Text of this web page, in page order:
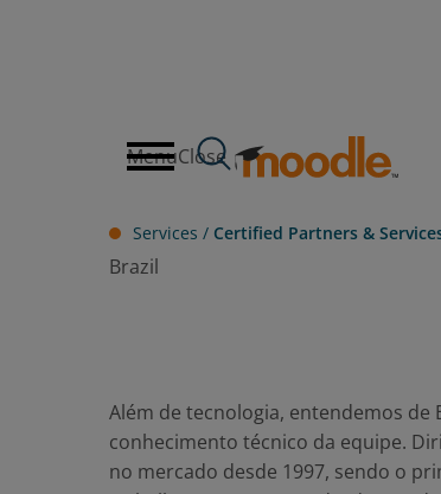
MenuClose
Services / Certified Partners &
Brazil
Além de tecnologia, entendemos de
conhecimento técnico da equipe.
no mercado desde 1997, sendo o